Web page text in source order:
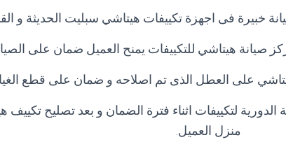
خبيرة فى اجهزة تكييفات هيتاشي سبليت الحديثة و
صيانة هيتاشي للتكييفات يمنح العميل ضمان على
على العطل الذى تم اصلاحه و ضمان على قطع
الدورية لتكييفات اثناء فترة الضمان و بعد تصليح
منزل العميل